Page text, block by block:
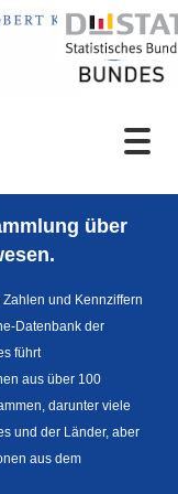
über
und Kennziffern
Datenbank der
führt
aus über 100
darunter viele
und der Länder, aber
aus dem